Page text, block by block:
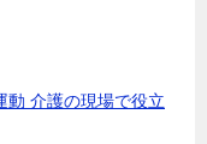
動 介護の現場で役立